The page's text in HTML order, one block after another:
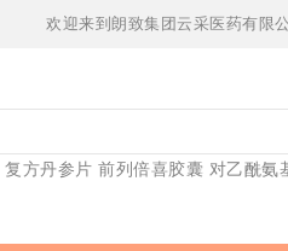
欢迎来到朗致集团云采医药有限
复方丹参片 前列倍喜胶囊 对乙酰氨